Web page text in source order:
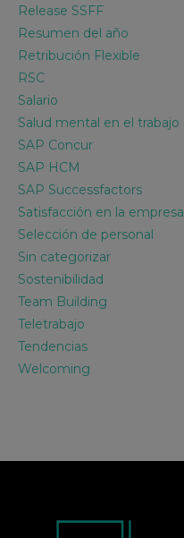
Release SSFF
Resumen del año
Retribución Flexible
RSC
Salario
Salud mental en el trabajo
SAP Concur
SAP HCM
SAP Successfactors
Satisfacción en la empresa
Selección de personal
Sin categorizar
Sostenibilidad
Team Building
Teletrabajo
Tendencias
Welcoming